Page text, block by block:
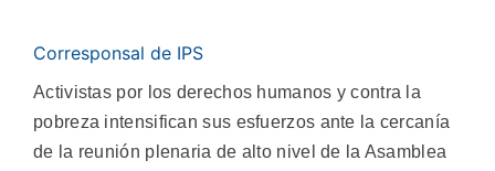
Corresponsal de IPS
Activistas por los derechos humanos y contra la
pobreza intensifican sus esfuerzos ante la cercanía
de la reunión plenaria de alto nivel de la Asamblea